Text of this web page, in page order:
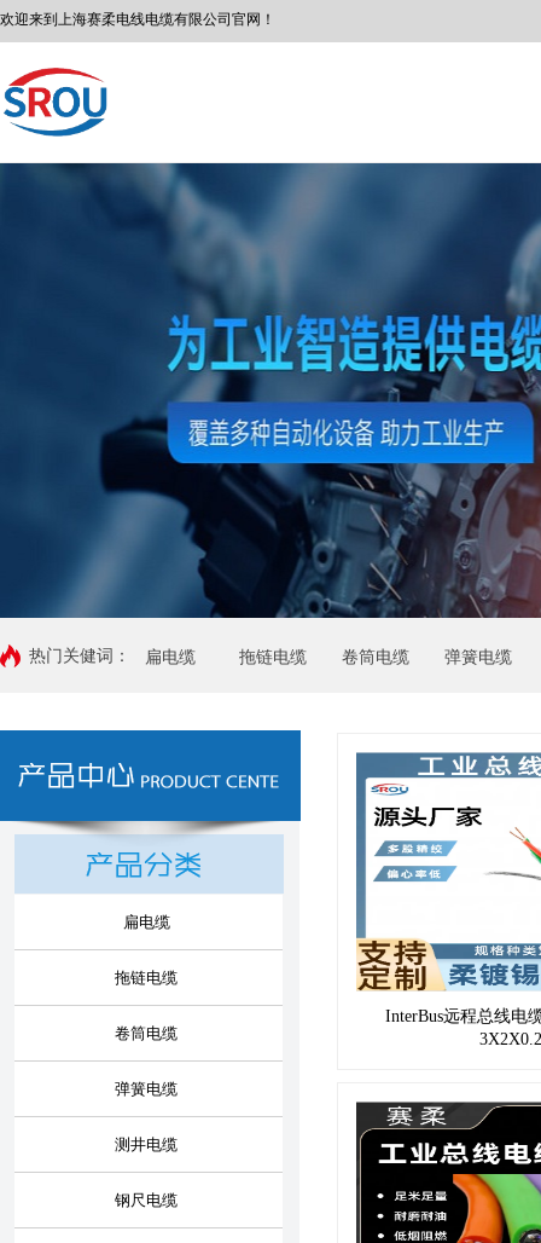
欢迎来到 上海赛柔电线电缆有限公司 官网！
热门关健词： 扁电缆 拖链电缆 卷筒电缆 弹簧电缆
InterBus远程总线电
扁电缆
拖链电缆
卷筒电缆
弹簧电缆
测井电缆
钢尺电缆